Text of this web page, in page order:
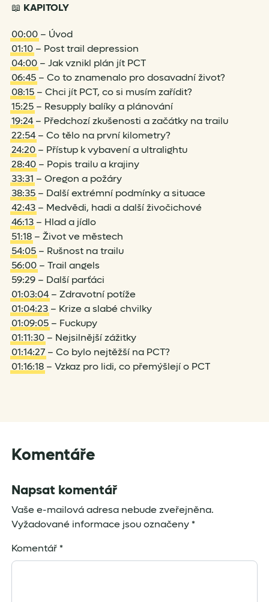
📖 KAPITOLY
00:00– Úvod
01:10– Post trail depression
04:00– Jak vznikl plán jít PCT
06:45– Co to znamenalo pro dosavadní život?
08:15– Chci jít PCT, co si musím zařídit?
15:25– Resupply balíky a plánování
19:24– Předchozí zkušenosti a začátky na trailu
22:54– Co tělo na první kilometry?
24:20– Přístup k vybavení a ultralightu
28:40– Popis trailu a krajiny
33:31 – Oregon a požáry
38:35– Další extrémní podmínky a situace
42:43– Medvědi, hadi a další živočichové
46:13– Hlad a jídlo
51:18– Život ve městech
54:05– Rušnost na trailu
56:00– Trail angels
59:29 – Další parťáci
01:03:04– Zdravotní potíže
01:04:23– Krize a slabé chvilky
01:09:05– Fuckupy
01:11:30– Nejsilnější zážitky
01:14:27– Co bylo nejtěžší na PCT?
01:16:18– Vzkaz pro lidi, co přemýšlejí o PCT
Komentáře
Napsat komentář
Vaše e-mailová adresa nebude zveřejněna.
Vyžadované informace jsou označeny*
Komentář*